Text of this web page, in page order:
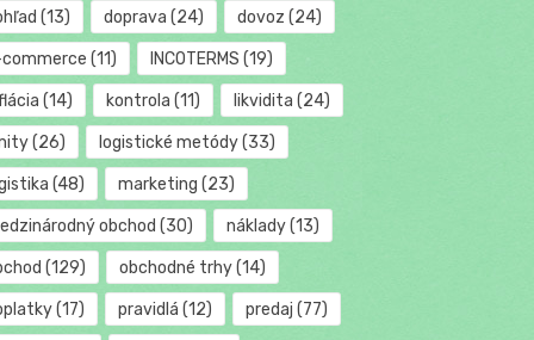
(13) doprava (24) dovoz (24)
(11) INCOTERMS (19)
(14) kontrola (11) likvidita (24)
(26) logistické metódy(33)
(48) marketing (23)
obchod (30) náklady(13)
(129) obchodné trhy(14)
(17) pravidlá (12) predaj (77)